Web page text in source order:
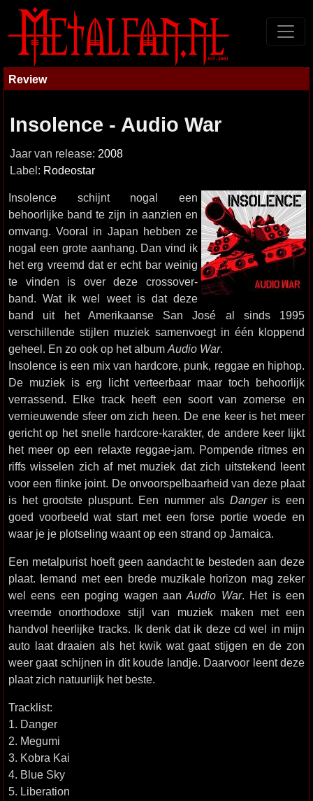
Review
Insolence - Audio War
Jaar van release: 2008
Label: Rodeostar
Insolence schijnt nogal een
behoorlijke band te zijn in aanzien en
omvang. Vooral in Japan hebben ze
nogal een grote aanhang. Dan vind ik
het erg vreemd dat er echt bar weinig
te vinden is over deze crossover-
band. Wat ik wel weet is dat deze
band uit het Amerikaanse San José al sinds 1995
verschillende stijlen muziek samenvoegt in één kloppend
geheel. En zo ook op het album Audio War.
Insolence is een mix van hardcore, punk, reggae en hiphop.
De muziek is erg licht verteerbaar maar toch behoorlijk
verrassend. Elke track heeft een soort van zomerse en
vernieuwende sfeer om zich heen. De ene keer is het meer
gericht op het snelle hardcore-karakter, de andere keer lijkt
het meer op een relaxte reggae-jam. Pompende ritmes en
riffs wisselen zich af met muziek dat zich uitstekend leent
voor een flinke joint. De onvoorspelbaarheid van deze plaat
is het grootste pluspunt. Een nummer als Dangeris een
goed voorbeeld wat start met een forse portie woede en
waar je je plotseling waant op een strand op Jamaica.
Een metalpurist hoeft geen aandacht te besteden aan deze
plaat. Iemand met een brede muzikale horizon mag zeker
wel eens een poging wagen aanAudio War. Het is een
vreemde onorthodoxe stijl van muziek maken met een
handvol heerlijke tracks. Ik denk dat ik deze cd wel in mijn
auto laat draaien als het kwik wat gaat stijgen en de zon
weer gaat schijnen in dit koude landje. Daarvoor leent deze
plaat zich natuurlijk het beste.
Tracklist:
1. Danger
2. Megumi
3. Kobra Kai
4. Blue Sky
5. Liberation